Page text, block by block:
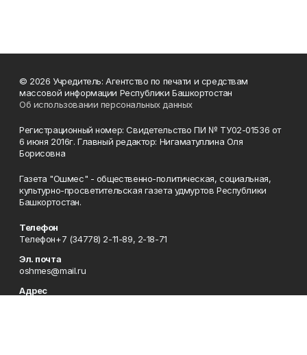
© 2026 Учредитель: Агентство по печати и средствам
массовой информации Республики Башкортостан
Об использовании персональных данных
Регистрационный номер: Свидетельство ПИ № ТУ02-01536 от
6 июня 2016г. Главный редактор: Нигаматуллина Оля
Борисовна
Газета "Ошмес" - общественно-политическая, социальная,
культурно-просветительская газета удмуртов Республики
Башкортостан.
Телефон
Телефон+7 (34778) 2-11-89, 2-18-71
Эл. почта
oshmes@mail.ru
Адрес